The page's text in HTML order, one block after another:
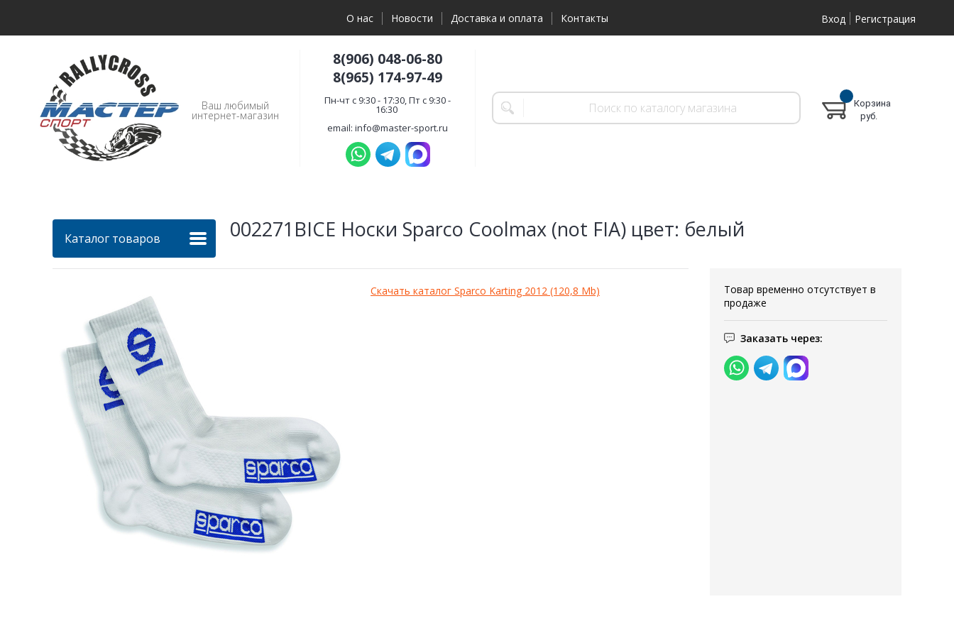
О нас Новости Доставка и оплата Контакты Вход Регистрация
Ваш любимый
интернет-магазин
8(906) 048-06-80
8(965) 174-97-49
Пн-чт с 9:30 - 17:30, Пт с 9:30 -
16:30
email: info@master-sport.ru
Корзина
руб.
Каталог товаров 002271BICE Носки Sparco Coolmax (not FIA) цвет: белый
Товар временно отсутствует в
продаже
Заказать через:
Скачать каталог Sparco Karting 2012 (120,8 Mb)